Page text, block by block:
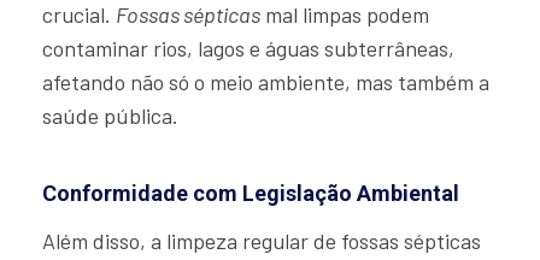
crucial. Fossas sépticas mal limpas podem
contaminar rios, lagos e águas subterrâneas,
afetando não só o meio ambiente, mas também a
saúde pública.
Conformidade com Legislação Ambiental
Além disso, a limpeza regular de fossas sépticas